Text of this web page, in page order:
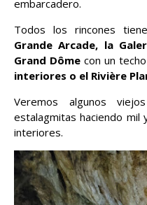
embarcadero.
Todos los rincones
Grande Arcade, la
Grand Dôme con un
interiores o el Rivière
Veremos algunos
estalagmitas haciendo mil
interiores.